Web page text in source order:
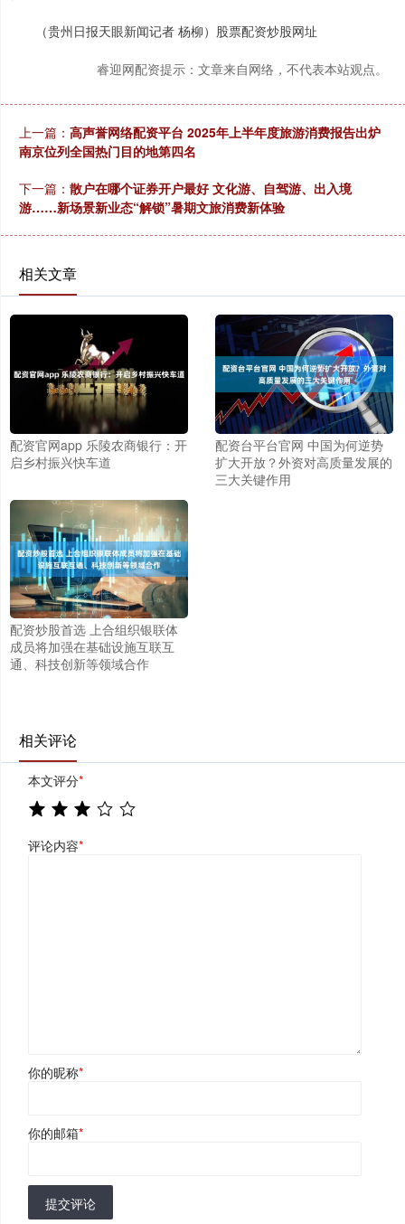
（贵州日报天眼新闻记者 杨柳）股票配资炒股网址
睿迎网配资提示：文章来自网络，不代表本站观点。
上一篇： 高声誉网络配资平台 2025年上半年度旅游消费报告出炉
南京位列全国热门目的地第四名
下一篇： 散户在哪个证券开户最好 文化游、自驾游、出入境
游……新场景新业态“解锁”暑期文旅消费新体验
相关文章
配资官网app 乐陵农商银行：开
启乡村振兴快车道
配资台平台官网 中国为何逆势
扩大开放？外资对高质量发展的
三大关键作用
配资炒股首选 上合组织银联体
成员将加强在基础设施互联互
通、科技创新等领域合作
相关评论
本文评分*
评论内容*
你的昵称*
你的邮箱*
提交评论